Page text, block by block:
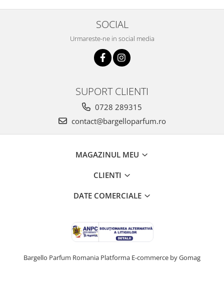
SOCIAL
Urmareste-ne in social media
SUPORT CLIENTI
0728 289315
contact@bargelloparfum.ro
MAGAZINUL MEU
CLIENTI
DATE COMERCIALE
Bargello Parfum Romania Platforma E-commerce by Gomag